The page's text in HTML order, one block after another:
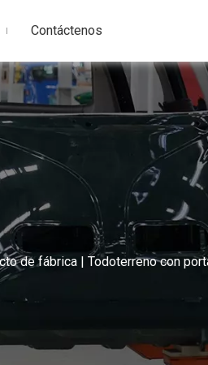
Contáctenos
de fábrica | Todoterreno con